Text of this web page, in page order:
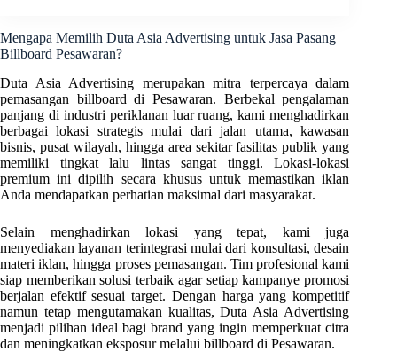
Mengapa Memilih Duta Asia Advertising untuk Jasa Pasang
Billboard Pesawaran?
Duta Asia Advertising merupakan mitra terpercaya dalam
pemasangan billboard di Pesawaran. Berbekal pengalaman
panjang di industri periklanan luar ruang, kami menghadirkan
berbagai lokasi strategis mulai dari jalan utama, kawasan
bisnis, pusat wilayah, hingga area sekitar fasilitas publik yang
memiliki tingkat lalu lintas sangat tinggi. Lokasi-lokasi
premium ini dipilih secara khusus untuk memastikan iklan
Anda mendapatkan perhatian maksimal dari masyarakat.
Selain menghadirkan lokasi yang tepat, kami juga
menyediakan layanan terintegrasi mulai dari konsultasi, desain
materi iklan, hingga proses pemasangan. Tim profesional kami
siap memberikan solusi terbaik agar setiap kampanye promosi
berjalan efektif sesuai target. Dengan harga yang kompetitif
namun tetap mengutamakan kualitas, Duta Asia Advertising
menjadi pilihan ideal bagi brand yang ingin memperkuat citra
dan meningkatkan eksposur melalui billboard di Pesawaran.